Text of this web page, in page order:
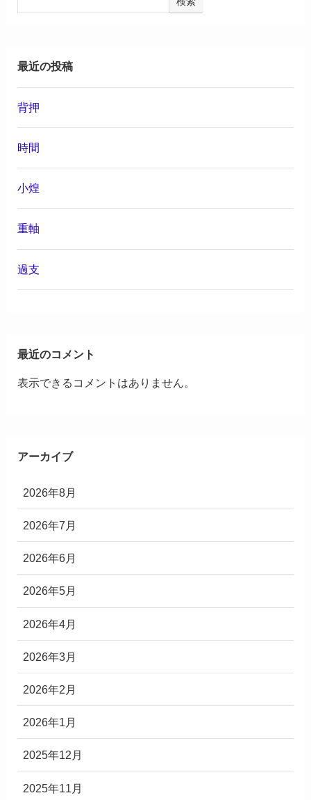
最近の投稿
背押
時間
小煌
重軸
過支
最近のコメント
表示できるコメントはありません。
アーカイブ
2026年8月
2026年7月
2026年6月
2026年5月
2026年4月
2026年3月
2026年2月
2026年1月
2025年12月
2025年11月